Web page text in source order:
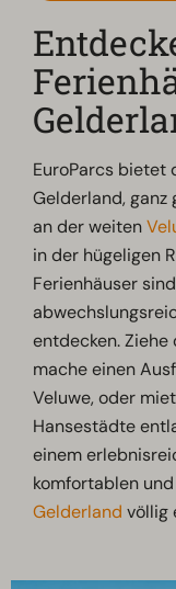
EuroParcs bietet
Gelderland, ganz
an der weiten
in der hügeligen
Ferienhäuser
entdecken.
mache einen
Veluwe, oder
Hansestädte
einem
komfortablen
Gelderland völlig